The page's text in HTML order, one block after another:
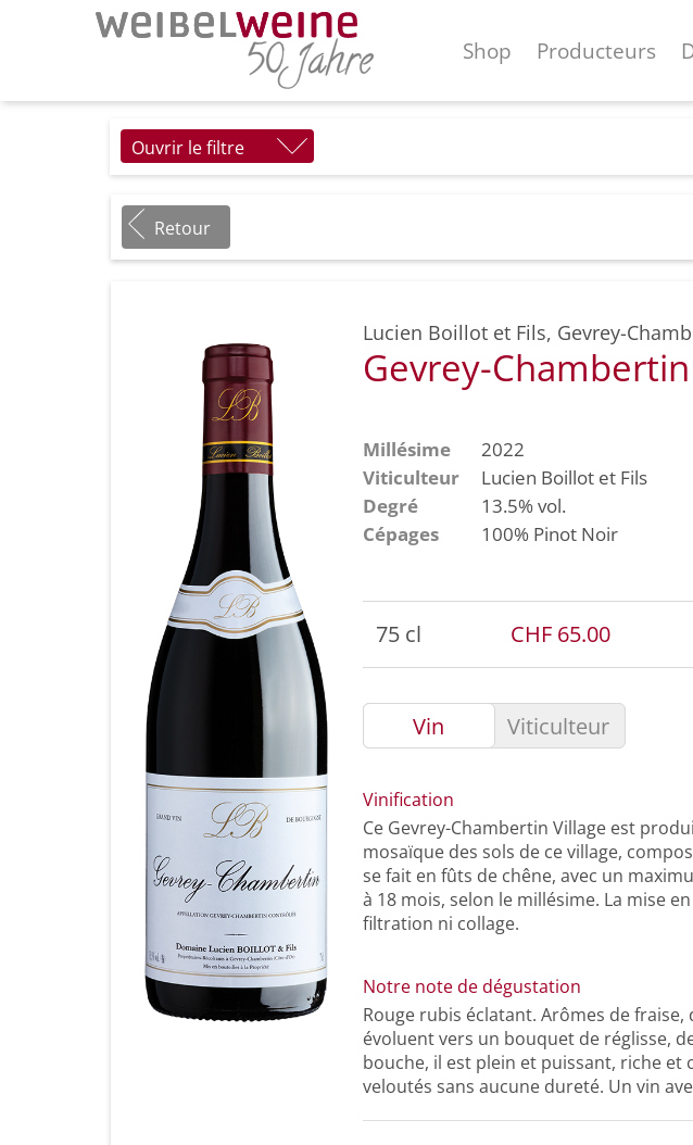
Shop Producteurs
Ouvrir le filtre
Retour
Lucien Boillot et Fils, Gevrey-
Gevrey-
Millésime
2022
Viticulteur
Lucien Boillot et Fils
Degré
13.5% vol.
Cépages
100% Pinot Noir
75 cl CHF 65.00
Vin Viticulteur
Vinification
Ce Gevrey-Chambertin Village est
mosaïque des sols de ce village,
se fait en fûts de chêne, avec un
à 18 mois, selon le millésime. La mise
filtration ni collage.
Notre note de dégustation
Rouge rubis éclatant. Arômes de fraise,
évoluent vers un bouquet de réglisse,
bouche, il est plein et puissant, riche
veloutés sans aucune dureté. Un vin